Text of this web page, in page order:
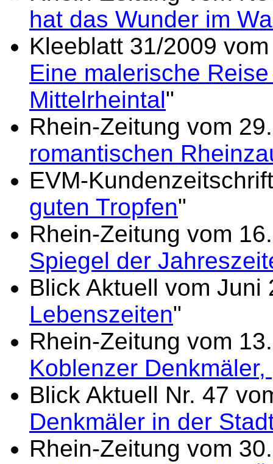
hat das Wunder im
Kleeblatt 31/2009
Eine malerische
Mittelrheintal"
Rhein-Zeitung vom
romantischen
EVM-
guten Tropfen"
Rhein-Zeitung vom
Spiegel der
Blick Aktuell vom Juni
Lebenszeiten"
Rhein-Zeitung vom
Koblenzer
Blick Aktuell Nr. 47
Denkmäler in der
Rhein-Zeitung vom